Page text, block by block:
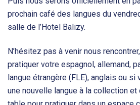
prochain café des langues du
salle de l’Hotel Balizy.
N’hésitez pas à venir nous
pratiquer votre espagnol, allemand,
langue étrangère (FLE), anglais ou
une nouvelle langue à la collection et